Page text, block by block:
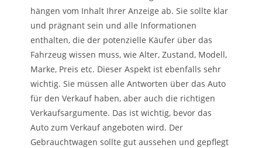
hängen vom Inhalt Ihrer Anzeige ab. Sie sollte klar
und prägnant sein und alle Informationen
enthalten, die der potenzielle Käufer über das
Fahrzeug wissen muss, wie Alter, Zustand, Modell,
Marke, Preis etc. Dieser Aspekt ist ebenfalls sehr
wichtig. Sie müssen alle Antworten über das Auto
für den Verkauf haben, aber auch die richtigen
Verkaufsargumente. Das ist wichtig, bevor das
Auto zum Verkauf angeboten wird. Der
Gebrauchtwagen sollte gut aussehen und gepflegt